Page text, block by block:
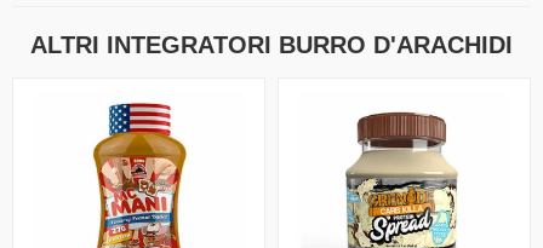
ALTRI INTEGRATORI BURRO D'ARACHIDI